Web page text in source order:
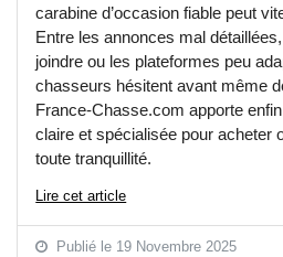
carabine d’occasion fiable peut
Entre les annonces mal
joindre ou les plateformes peu
chasseurs hésitent avant même
France-Chasse.com apporte
claire et spécialisée pour acheter
toute tranquillité.
Lire cet article
Publié le 19 Novembre 2025